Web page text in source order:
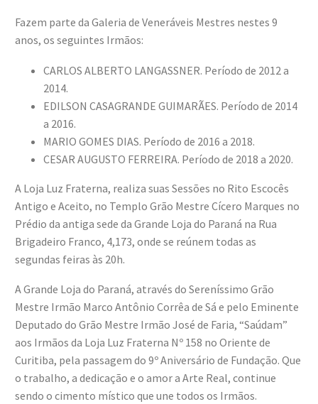
Fazem parte da Galeria de Veneráveis Mestres nestes 9
anos, os seguintes Irmãos:
CARLOS ALBERTO LANGASSNER. Período de 2012 a
2014.
EDILSON CASAGRANDE GUIMARÃES. Período de 2014
a 2016.
MARIO GOMES DIAS. Período de 2016 a 2018.
CESAR AUGUSTO FERREIRA. Período de 2018 a 2020.
A Loja Luz Fraterna, realiza suas Sessões no Rito Escocês
Antigo e Aceito, no Templo Grão Mestre Cícero Marques no
Prédio da antiga sede da Grande Loja do Paraná na Rua
Brigadeiro Franco, 4,173, onde se reúnem todas as
segundas feiras às 20h.
A Grande Loja do Paraná, através do Sereníssimo Grão
Mestre Irmão Marco Antônio Corrêa de Sá e pelo Eminente
Deputado do Grão Mestre Irmão José de Faria, “Saúdam”
aos Irmãos da Loja Luz Fraterna Nº 158 no Oriente de
Curitiba, pela passagem do 9º Aniversário de Fundação. Que
o trabalho, a dedicação e o amor a Arte Real, continue
sendo o cimento místico que une todos os Irmãos.